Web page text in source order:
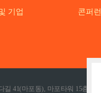
기업 콘퍼
길 41(마포동), 마포타워 15층